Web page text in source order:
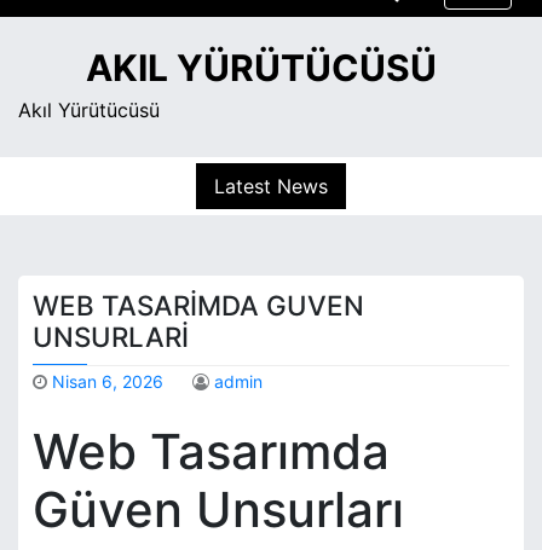
S
AKIL YÜRÜTÜCÜSÜ
Akıl Yürütücüsü
Latest News
WEB TASARIMDA GUVEN
UNSURLARI
Nisan 6, 2026 admin
Web Tasarımda
Güven Unsurları